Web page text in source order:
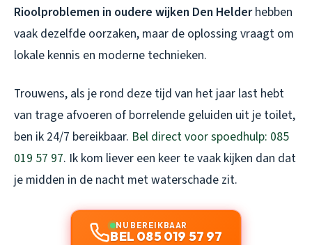
Rioolproblemen in oudere wijken Den Helderhebben
vaak dezelfde oorzaken, maar de oplossing vraagt om
lokale kennis en moderne technieken.
Trouwens, als je rond deze tijd van het jaar last hebt
van trage afvoeren of borrelende geluiden uit je toilet,
ben ik 24/7 bereikbaar. Bel direct voor spoedhulp: 085
019 57 97. Ik kom liever een keer te vaak kijken dan dat
je midden in de nacht met waterschade zit.
NU BEREIKBAAR
BEL 085 019 57 97